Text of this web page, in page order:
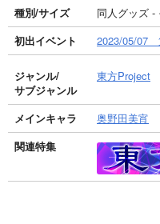
種別/サイズ
同人グッズ -
初出イベント
2023/05/07
ジャンル/
サブジャンル
東方Project
メインキャラ
奥野田美宵
関連特集